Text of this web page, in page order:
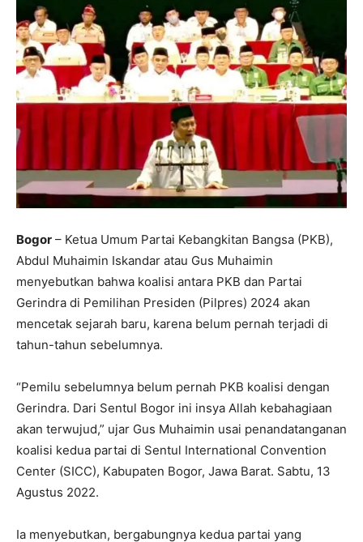
Bogor – Ketua Umum Partai Kebangkitan Bangsa (PKB),
Abdul Muhaimin Iskandar atau Gus Muhaimin
menyebutkan bahwa koalisi antara PKB dan Partai
Gerindra di Pemilihan Presiden (Pilpres) 2024 akan
mencetak sejarah baru, karena belum pernah terjadi di
tahun-tahun sebelumnya.
“Pemilu sebelumnya belum pernah PKB koalisi dengan
Gerindra. Dari Sentul Bogor ini insya Allah kebahagiaan
akan terwujud,” ujar Gus Muhaimin usai penandatanganan
koalisi kedua partai di Sentul International Convention
Center (SICC), Kabupaten Bogor, Jawa Barat. Sabtu, 13
Agustus 2022.
Ia menyebutkan, bergabungnya kedua partai yang